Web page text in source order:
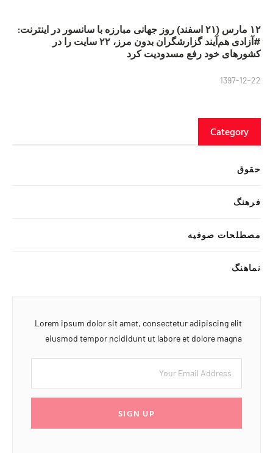
۱۲ مارس (۲۱ اسفند) روز جهانی مبارزه با سانسور در اینترنت:
#آزادی هم‌آیند گزارشگران‌ بدون مرز، ۲۲ سایت را در
کشورهای خود رفع مسدودیت کرد
1397-12-22
Category
حقوق
فرهنگ
مصطلحات صوفیه
نماهنگ
Lorem ipsum dolor sit amet, consectetur adipiscing elit
eiusmod tempor ncididunt ut labore et dolore magna
SIGN UP